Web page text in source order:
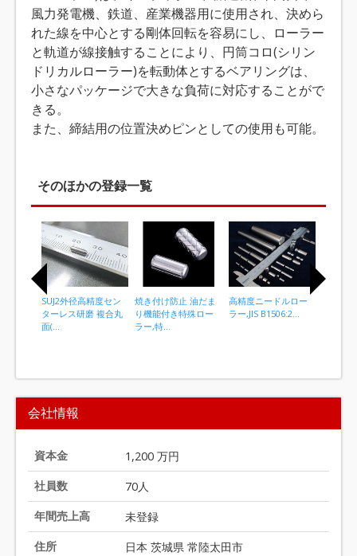
風力発電機、鉄道、産業機器用に使用され、決めら
れた線を中心とする剛体回転を容易にし、ローラー
と軌道が線接触することにより、円筒コロ(シリン
ドリカルローラー)を転動体とするベアリングは、
小さなパッケージで大きな負荷に対応することがで
きる。
また、締結用の位置決めピンとしての使用も可能。
そのほかの登録一覧
SUJ2外径高精度セン
ターレス研磨 複合丸
面(...
焼き付け防止 油だま
り機能付き特殊ロー
ラー,特...
高精度ニードルロー
ラー,JIS B1506:2...
I
t
e
m
1
o
f
2
0
会社情報
資本金
1,200 万円
社員数
70人
年間売上高
未登録
住所
日本 茨城県 常陸太田市